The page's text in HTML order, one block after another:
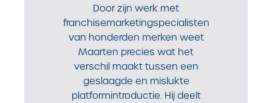
Door zijn werk met
franchisemarketingspecialisten
van honderden merken weet
Maarten precies wat het
verschil maakt tussen een
geslaagde en mislukte
platformintroductie. Hij deelt